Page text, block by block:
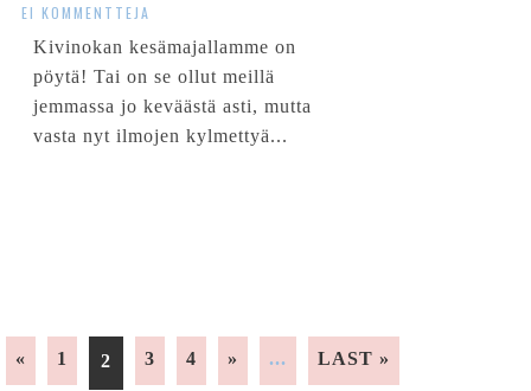
EI KOMMENTTEJA
Kivinokan kesämajallamme on
pöytä! Tai on se ollut meillä
jemmassa jo keväästä asti, mutta
vasta nyt ilmojen kylmettyä...
« 1 2 3 4 » ... LAST »